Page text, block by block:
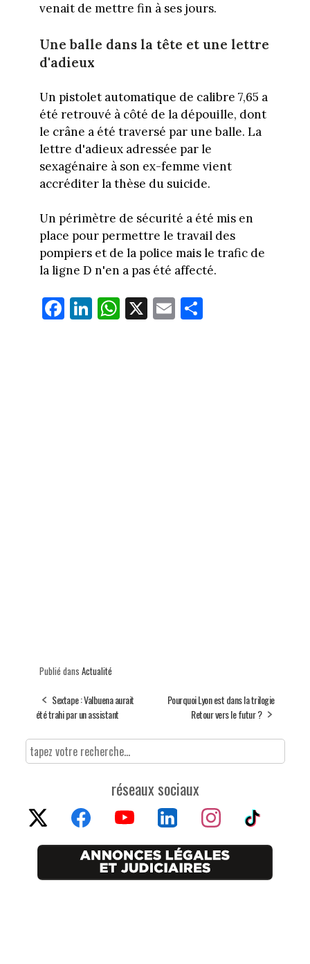
venait de mettre fin à ses jours.
Une balle dans la tête et une lettre
d'adieux
Un pistolet automatique de calibre 7,65 a
été retrouvé à côté de la dépouille, dont
le crâne a été traversé par une balle. La
lettre d'adieux adressée par le
sexagénaire à son ex-femme vient
accréditer la thèse du suicide.
Un périmètre de sécurité a été mis en
place pour permettre le travail des
pompiers et de la police mais le trafic de
la ligne D n'en a pas été affecté.
Fa
ce
Li
nk
W
ha
X E
m
Pa
Publié dans Actualité
Sextape : Valbuena aurait
été trahi par un assistant
Pourquoi Lyon est dans la trilogie
Retour vers le futur ?
réseaux sociaux